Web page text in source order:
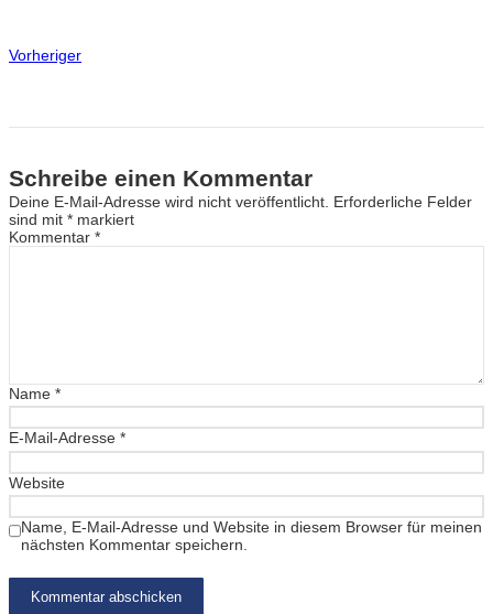
Vorheriger
Schreibe einen Kommentar
Deine E-Mail-Adresse wird nicht veröffentlicht. Erforderliche Felder
sind mit * markiert
Kommentar *
Name *
E-Mail-Adresse *
Website
Name, E-Mail-Adresse und Website in diesem Browser für meinen
nächsten Kommentar speichern.